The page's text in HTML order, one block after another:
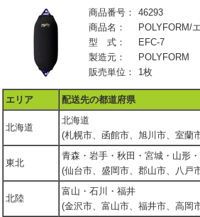
商品番号：
46293
商品名：
POLYFORM/
型 式：
EFC-7
製造元：
POLYFORM
販売単位：
1枚
エリア 配送先の都道府県
北海道
北海道
(札幌市、函館市、旭川市、室蘭
東北
青森・岩手・秋田・宮城・山形
(仙台市、盛岡市、郡山市、八戸
北陸
富山・石川・福井
(金沢市、富山市、福井市、高岡